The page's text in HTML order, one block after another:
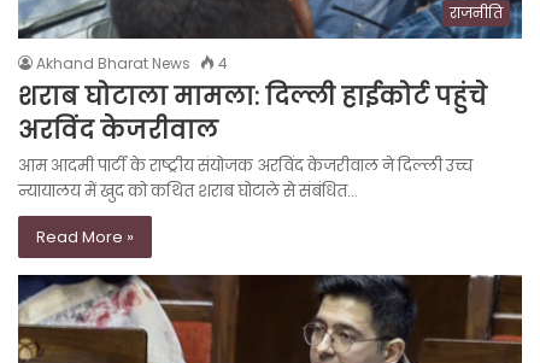
राजनीति
Akhand Bharat News 4
शराब घोटाला मामला: दिल्ली हाईकोर्ट पहुंचे
अरविंद केजरीवाल
आम आदमी पार्टी के राष्ट्रीय संयोजक अरविंद केजरीवाल ने दिल्ली उच्च
न्यायालय में खुद को कथित शराब घोटाले से संबंधित…
Read More »